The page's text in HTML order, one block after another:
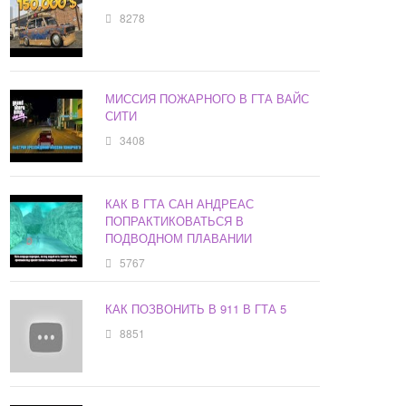
8278
МИССИЯ ПОЖАРНОГО В ГТА ВАЙС
СИТИ
3408
КАК В ГТА САН АНДРЕАС
ПОПРАКТИКОВАТЬСЯ В
ПОДВОДНОМ ПЛАВАНИИ
5767
КАК ПОЗВОНИТЬ В 911 В ГТА 5
8851